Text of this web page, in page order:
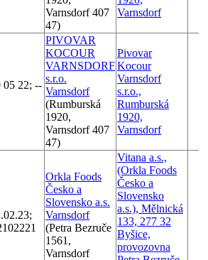
Varnsdorf 407
47)
Varnsdorf
05 22; --
PIVOVAR
KOCOUR
VARNSDORF
s.r.o.
Varnsdorf
(Rumburská
1920,
Varnsdorf 407
47)
Pivovar
Kocour
Varnsdorf
s.r.o.,
Rumburská
1920,
Varnsdorf
Orkla Foods
Česko a
Slovensko a.s.
Varnsdorf
(Petra Bezruče
1561,
Varnsdorf
Vitana a.s.,
(Orkla Foods
Česko a
Slovensko
a.s.), Mělnická
133, 277 32
Byšice,
provozovna